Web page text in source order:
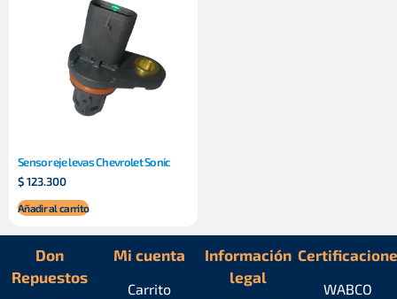
Sensor eje levas Chevrolet Sonic
$123.300
Añadir al carrito
Don
Repuestos
Mi cuenta
Carrito
Información
legal
WABCO